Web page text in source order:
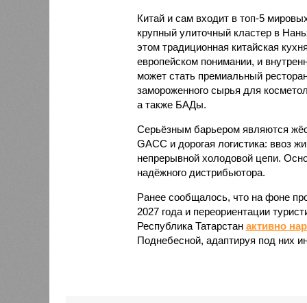
Китай и сам входит в топ-5
крупный улиточный кластер в
этом традиционная китайская
европейском понимании, и
может стать премиальный
замороженного сырья для
а также БАДы.
Серьёзным барьером являются
GACC и дорогая логистика: ввоз
непрерывной холодовой цепи.
надёжного дистрибьютора.
Ранее сообщалось, что на фоне
2027 года и переориентации
Республика Татарстан активно
Поднебесной, адаптируя под них